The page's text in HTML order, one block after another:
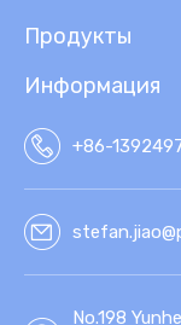
Продукты
Информация
+86-
No.198